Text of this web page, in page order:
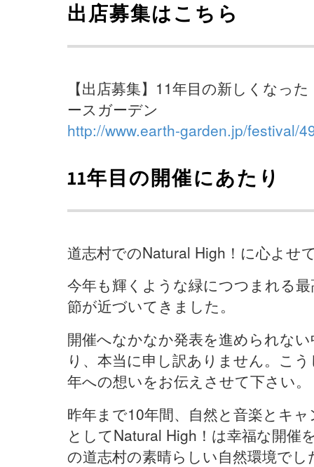
出店募集はこちら
【出店募集】11年目の新しくなっ
ースガーデン
http://www.earth-garden.jp/festival/
11年目の開催にあたり
道志村でのNatural High！に心よせ
今年も輝くような緑につつまれる
節が近づいてきました。
開催へなかなか発表を進められな
り、本当に申し訳ありません。こ
年への想いをお伝えさせて下さい。
昨年まで10年間、自然と音楽とキ
としてNatural High！は幸福な開
の道志村の素晴らしい自然環境でし